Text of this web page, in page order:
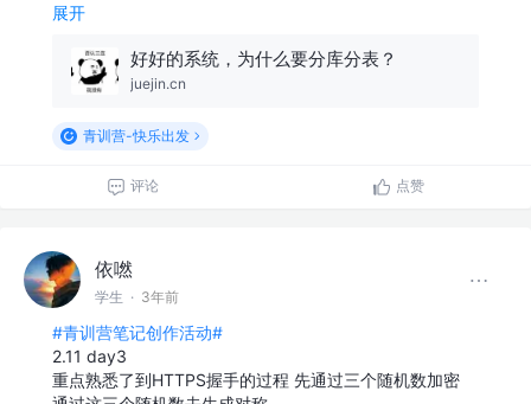
展开
好好的系统，为什么要分库分表？
juejin.cn
青训营-快乐出发
评论 点赞
依嘫
学生 · 3年前
#青训营笔记创作活动#
2.11 day3
重点熟悉了到HTTPS握手的过程 先通过三个随机数加密